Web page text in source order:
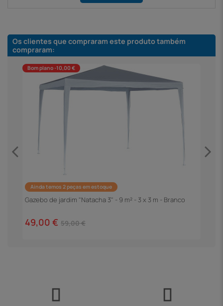
Os clientes que compraram este produto também
compraram:
Bom plano -10,00 €
Ainda temos 2 peças em estoque
Gazebo de jardim "Natacha 3" - 9 m² - 3 x 3 m - Branco
49,00 € 59,00 €